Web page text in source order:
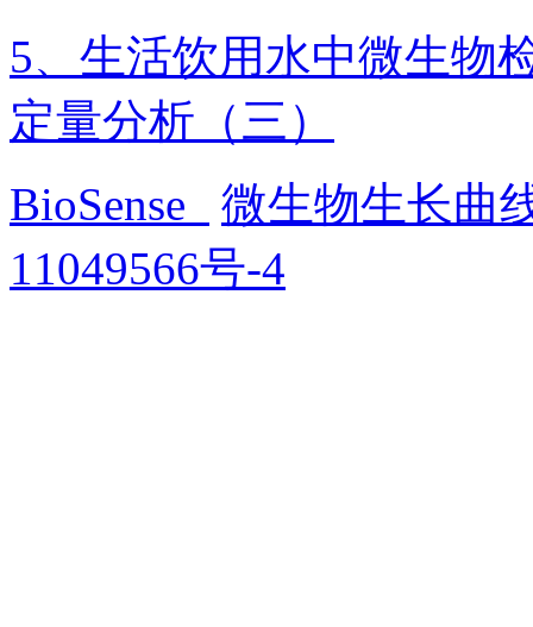
5、生活饮用水中微生物
定量分析（三）
BioSense
微生物生长曲
11049566号-4